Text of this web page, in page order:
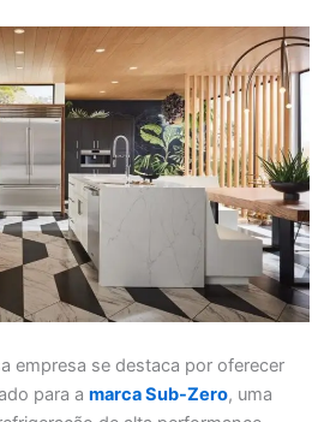
empresa se destaca por oferecer
para amarca Sub-Zero, uma